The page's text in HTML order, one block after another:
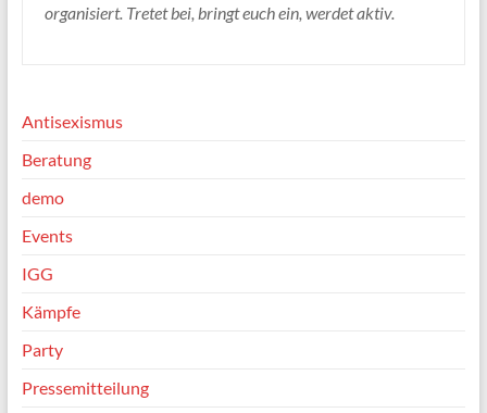
organisiert. Tretet bei, bringt euch ein, werdet aktiv.
Antisexismus
Beratung
demo
Events
IGG
Kämpfe
Party
Pressemitteilung